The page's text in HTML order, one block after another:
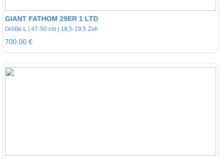
GIANT FATHOM 29ER 1 LTD
Größe L | 47-50 cm | 18,5-19,5 Zoll
700,00 €